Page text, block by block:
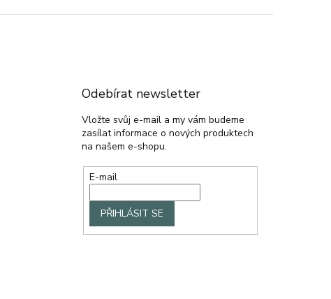
Odebírat newsletter
Vložte svůj e-mail a my vám budeme
zasílat informace o nových produktech
na našem e-shopu.
E-mail
PŘIHLÁSIT SE